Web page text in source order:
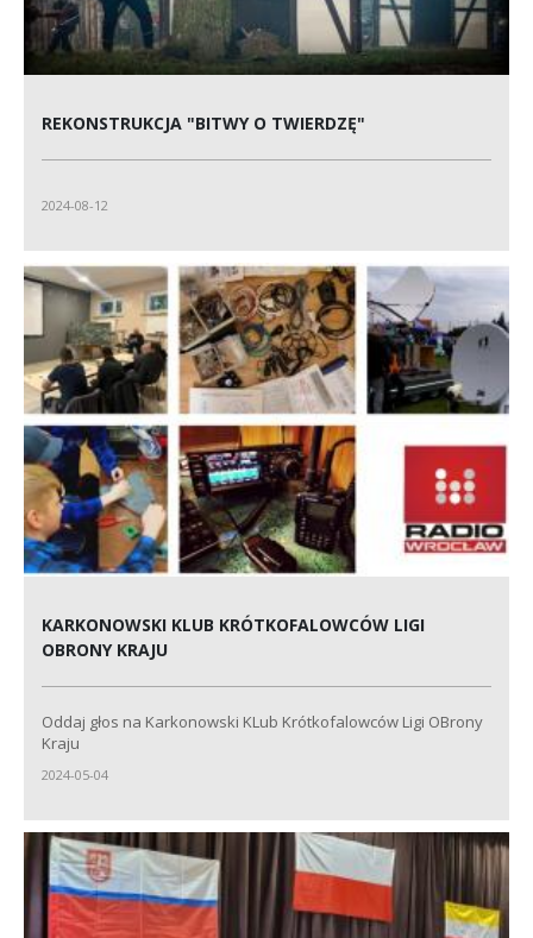
REKONSTRUKCJA "BITWY O TWIERDZĘ"
2024-08-12
KARKONOWSKI KLUB KRÓTKOFALOWCÓW LIGI
OBRONY KRAJU
Oddaj głos na Karkonowski KLub Krótkofalowców Ligi OBrony
Kraju
2024-05-04